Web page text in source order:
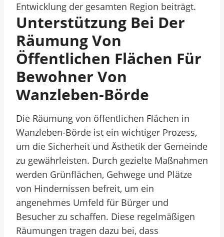
Entwicklung der gesamten Region beiträgt.
Unterstützung Bei Der
Räumung Von
Öffentlichen Flächen Für
Bewohner Von
Wanzleben-Börde
Die Räumung von öffentlichen Flächen in
Wanzleben-Börde ist ein wichtiger Prozess,
um die Sicherheit und Ästhetik der Gemeinde
zu gewährleisten. Durch gezielte Maßnahmen
werden Grünflächen, Gehwege und Plätze
von Hindernissen befreit, um ein
angenehmes Umfeld für Bürger und
Besucher zu schaffen. Diese regelmäßigen
Räumungen tragen dazu bei, dass